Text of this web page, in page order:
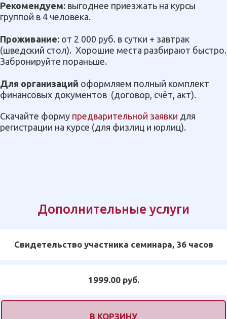
Рекомендуем: выгоднее приезжать на курсы
группой в 4 человека.
Проживание: от 2 000 руб. в сутки + завтрак
(шведский стол). Хорошие места разбирают быстро.
Забронируйте пораньше.
Для организаций оформляем полный комплект
финансовых документов (договор, счёт, акт).
Скачайте форму предварительной заявки для
регистрации на курсе (для физлиц и юрлиц).
Дополнительные услуги
Свидетельство участника семинара, 36 часов
1999.00 руб.
В КОРЗИНУ